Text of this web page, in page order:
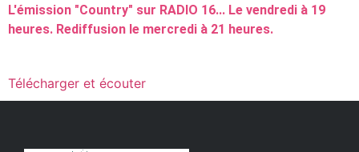
L'émission "Country" sur RADIO 16... Le vendredi à 19
heures. Rediffusion le mercredi à 21 heures.
Télécharger et écouter